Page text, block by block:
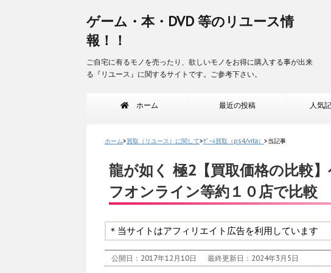
ゲーム・本・DVD 等のリユース情
報！！
ご自宅に有るモノを売ったり、欲しいモノをお得に購入する事が出来
る『リユース』に関するサイトです。ご参考下さい。
ホーム 最近の投稿 人気
ホーム>買取（リユース）に関して>ｹﾞｰﾑ買取（ps4/vita） >当記事
龍が如く 極2【買取価格の比較
フオンライン等約１０店で比較
＊当サイトはアフィリエイト広告を利用しています
公開日：2017年12月10日 最終更新日：2024年3月5日